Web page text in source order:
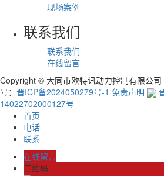
现场案例
联系我们
联系我们
在线留言
Copyright © 大同市欧特讯动力控制有限公
号： 晋ICP备2024050279号-1 免责声明
14022702000127号
首页
电话
联系
在线留言
二维码